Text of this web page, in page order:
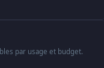
par usage et budget.